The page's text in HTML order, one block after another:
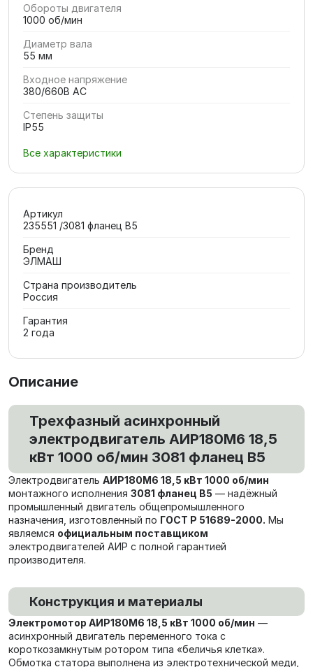
Обороты двигателя
1000 об/мин
Диаметр вала
55 мм
Входное напряжение
380/660В AC
Степень защиты
IP55
Все характеристики
Артикул
235551 /3081 фланец В5
Бренд
ЭЛМАШ
Страна производитель
Россия
Гарантия
2 года
Описание
Трехфазный асинхронный
электродвигатель АИР180М6 18,5
кВт 1000 об/мин 3081 фланец В5
Электродвигатель АИР180М6 18,5 кВт 1000 об/мин
монтажного исполнения 3081 фланец В5 — надёжный
промышленный двигатель общепромышленного
назначения, изготовленный по ГОСТ Р 51689-2000. Мы
являемся официальным поставщиком
электродвигателей АИР с полной гарантией
производителя.
Конструкция и материалы
Электромотор АИР180М6 18,5 кВт 1000 об/мин —
асинхронный двигатель переменного тока с
короткозамкнутым ротором типа «беличья клетка».
Обмотка статора выполнена из электротехнической меди,